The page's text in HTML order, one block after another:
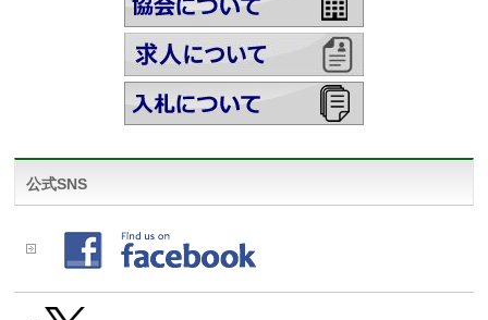
公式SNS